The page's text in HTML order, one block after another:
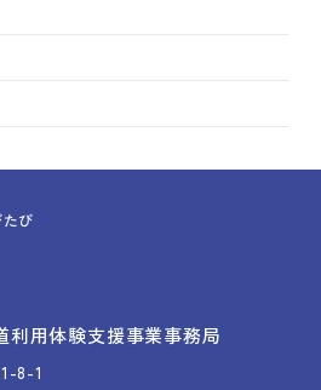
び
利用体験支援事業事務局
8-1